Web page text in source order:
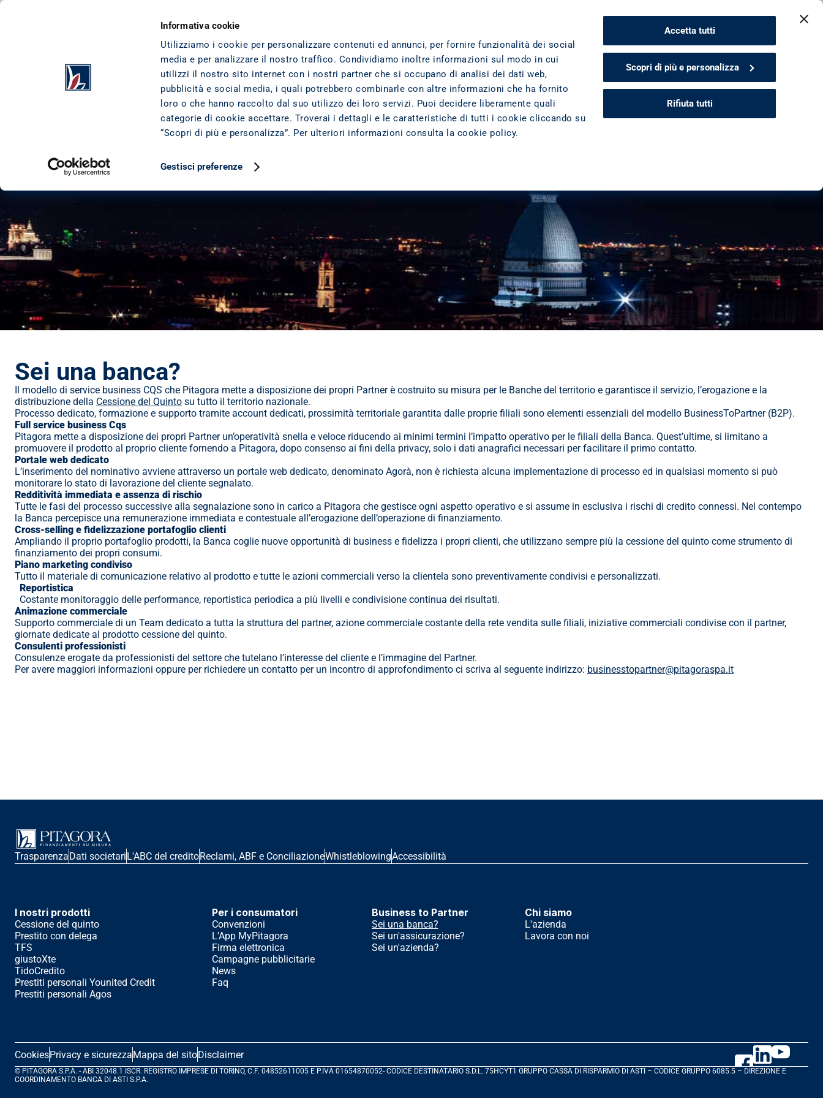
Informativa cookie
Utilizziamo i cookie per personalizzare contenuti ed annunci, per fornire funzionalità dei social
media e per analizzare il nostro traffico. Condividiamo inoltre informazioni sul modo in cui
utilizzi il nostro sito internet con i nostri partner che si occupano di analisi dei dati web,
pubblicità e social media, i quali potrebbero combinarle con altre informazioni che ha fornito
loro o che hanno raccolto dal suo utilizzo dei loro servizi. Puoi decidere liberamente quali
categorie di cookie accettare. Troverai i dettagli e le caratteristiche di tutti i cookie cliccando su
“Scopri di più e personalizza”. Per ulteriori informazioni consulta la cookie policy.
Gestisci preferenze
Accetta tutti
Scopri di più e personalizza
Rifiuta tutti
CESSIONE DEL QUINTO I NOSTRI PRODOTTI CONTATTACI
SEI UNA BANCA
Sei una banca?
Il modello di service business CQS che Pitagora mette a disposizione dei propri Partner è costruito su misura per le Banche del territorio e garantisce il servizio, l’erogazione e la
distribuzione della Cessione del Quinto su tutto il territorio nazionale.
Processo dedicato, formazione e supporto tramite account dedicati, prossimità territoriale garantita dalle proprie filiali sono elementi essenziali del modello BusinessToPartner (B2P).
Full service business Cqs
Pitagora mette a disposizione dei propri Partner un’operatività snella e veloce riducendo ai minimi termini l’impatto operativo per le filiali della Banca. Quest’ultime, si limitano a
promuovere il prodotto al proprio cliente fornendo a Pitagora, dopo consenso ai fini della privacy, solo i dati anagrafici necessari per facilitare il primo contatto.
Portale web dedicato
L’inserimento del nominativo avviene attraverso un portale web dedicato, denominato Agorà, non è richiesta alcuna implementazione di processo ed in qualsiasi momento si può
monitorare lo stato di lavorazione del cliente segnalato.
Redditività immediata e assenza di rischio
Tutte le fasi del processo successive alla segnalazione sono in carico a Pitagora che gestisce ogni aspetto operativo e si assume in esclusiva i rischi di credito connessi. Nel contempo
la Banca percepisce una remunerazione immediata e contestuale all’erogazione dell’operazione di finanziamento.
Cross-selling e fidelizzazione portafoglio clienti
Ampliando il proprio portafoglio prodotti, la Banca coglie nuove opportunità di business e fidelizza i propri clienti, che utilizzano sempre più la cessione del quinto come strumento di
finanziamento dei propri consumi.
Piano marketing condiviso
Tutto il materiale di comunicazione relativo al prodotto e tutte le azioni commerciali verso la clientela sono preventivamente condivisi e personalizzati.
Reportistica
Costante monitoraggio delle performance, reportistica periodica a più livelli e condivisione continua dei risultati.
Animazione commerciale
Supporto commerciale di un Team dedicato a tutta la struttura del partner, azione commerciale costante della rete vendita sulle filiali, iniziative commerciali condivise con il partner,
giornate dedicate al prodotto cessione del quinto.
Consulenti professionisti
Consulenze erogate da professionisti del settore che tutelano l’interesse del cliente e l’immagine del Partner.
Per avere maggiori informazioni oppure per richiedere un contatto per un incontro di approfondimento ci scriva al seguente indirizzo: businesstopartner@pitagoraspa.it
TrasparenzaDati societariL'ABC del creditoReclami, ABF e ConciliazioneWhistleblowingAccessibilità
I nostri prodotti
Cessione del quinto
Prestito con delega
TFS
giustoXte
TidoCredito
Prestiti personali Younited Credit
Prestiti personali Agos
Per i consumatori
Convenzioni
L'App MyPitagora
Firma elettronica
Campagne pubblicitarie
News
Faq
Business to Partner
Sei una banca?
Sei un'assicurazione?
Sei un'azienda?
Chi siamo
L'azienda
Lavora con noi
CookiesPrivacy e sicurezzaMappa del sitoDisclaimer
© PITAGORA S.P.A. - ABI 32048.1 ISCR. REGISTRO IMPRESE DI TORINO, C.F. 04852611005 E P.IVA 01654870052- CODICE DESTINATARIO S.D.L. 75HCYT1 GRUPPO CASSA DI RISPARMIO DI ASTI – CODICE GRUPPO 6085.5 – DIREZIONE E
COORDINAMENTO BANCA DI ASTI S.P.A.